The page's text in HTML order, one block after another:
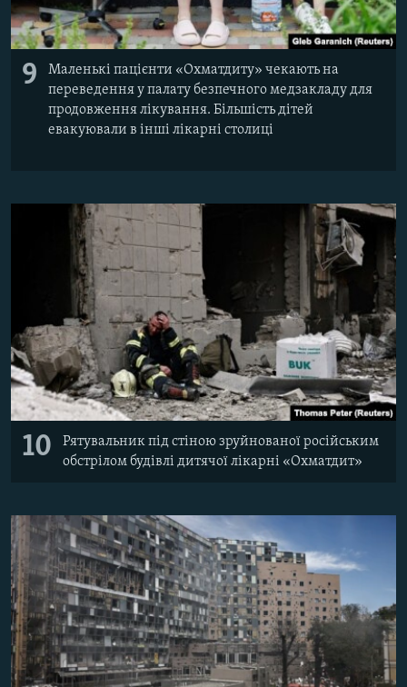
9
Маленькі пацієнти «Охматдиту» чекають на
переведення у палату безпечного медзакладу для
продовження лікування. Більшість дітей
евакуювали в інші лікарні столиці
10
Рятувальник під стіною зруйнованої російським
обстрілом будівлі дитячої лікарні «Охматдит»